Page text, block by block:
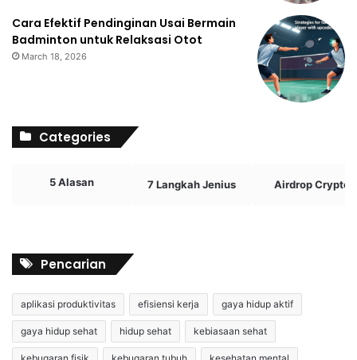
Cara Efektif Pendinginan Usai Bermain
Badminton untuk Relaksasi Otot
March 18, 2026
Categories
5 Alasan 7 Langkah Jenius Airdrop Crypto
Pencarian
aplikasi produktivitas efisiensi kerja gaya hidup aktif
gaya hidup sehat hidup sehat kebiasaan sehat